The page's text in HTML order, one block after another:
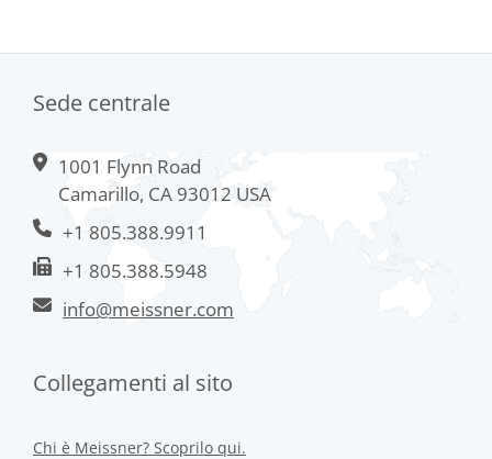
Sede centrale
1001 Flynn Road
Camarillo, CA 93012 USA
+1 805.388.9911
+1 805.388.5948
info@meissner.com
Collegamenti al sito
Chi è Meissner? Scoprilo qui.